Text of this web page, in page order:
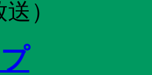
）